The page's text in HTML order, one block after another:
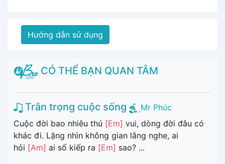
Hướng dẫn sử dụng
CÓ THỂ BẠN QUAN TÂM
Trân trọng cuộc sống
Mr Phúc
Cuộc đời bao nhiêu thú [Em] vui, dòng đời đâu có
khác đi. Lặng nhìn không gian lắng nghe, ai
hỏi [Am] ai số kiếp ra [Em] sao? ...